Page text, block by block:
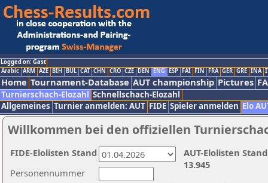
Logged on: Gast
Arabic ARM AZE BIH BUL CAT CHN CRO CZE DEN ENG ESP FAI FIN FRA GER GRE INA
Home Tournament-Database AUT championship Pictures
Turnierschach-Elozahl Schnellschach-Elozahl
Allgemeines Turnier anmelden: AUT FIDE Spieler anmelden Elo
Willkommen bei den offiziellen
Personennummer
AUT-Elolisten
13.945
FIDE-Elolisten Stand